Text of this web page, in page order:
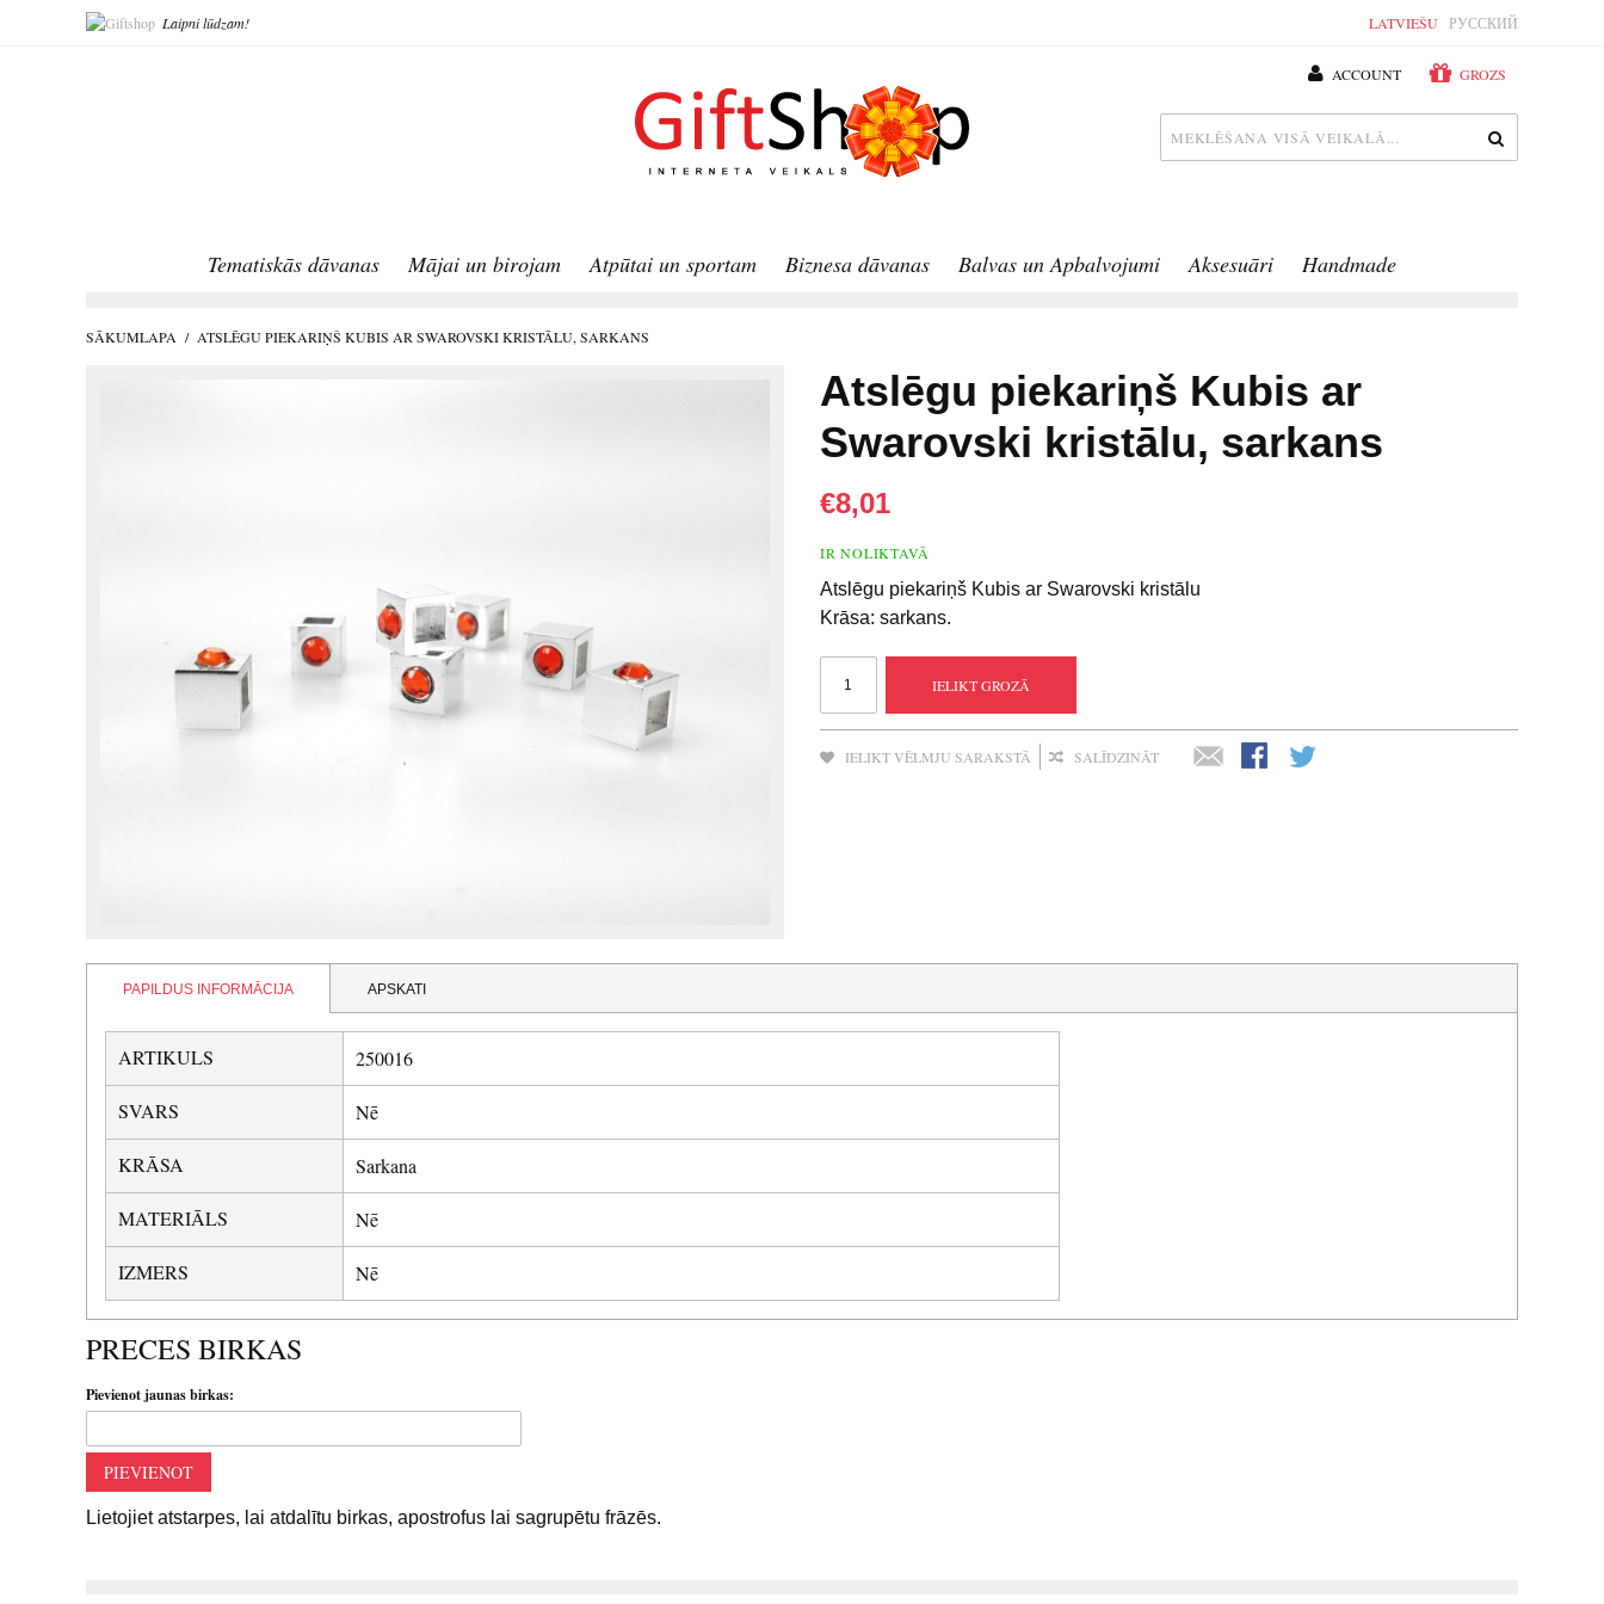
Laipni lūdzam! LATVIEŠU РУССКИЙ
ACCOUNT GROZS
Tematiskās dāvanas Mājai un birojam Atpūtai un sportam Biznesa dāvanas Balvas un Apbalvojumi Aksesuāri Handmade
SĀKUMLAPA / ATSLĒGU PIEKARIŅŠ KUBIS AR SWAROVSKI KRISTĀLU, SARKANS
Atslēgu piekariņš Kubis ar
Swarovski kristālu, sarkans
€8,01
IR NOLIKTAVĀ
Atslēgu piekariņš Kubis ar Swarovski kristālu
Krāsa: sarkans.
IELIKT GROZĀ
IELIKT VĒLMJU SARAKSTĀ SALĪDZINĀT
PAPILDUS INFORMĀCIJA APSKATI
ARTIKULS 250016
SVARS Nē
KRĀSA Sarkana
MATERIĀLS Nē
IZMERS Nē
PRECES BIRKAS
Pievienot jaunas birkas:
PIEVIENOT
Lietojiet atstarpes, lai atdalītu birkas, apostrofus lai sagrupētu frāzēs.